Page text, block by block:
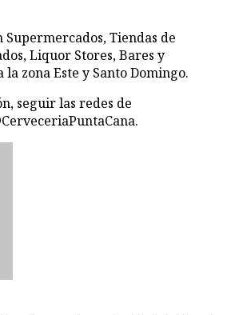
Supermercados, Tiendas de
Liquor Stores, Bares y
zona Este y Santo Domingo.
seguir las redes de